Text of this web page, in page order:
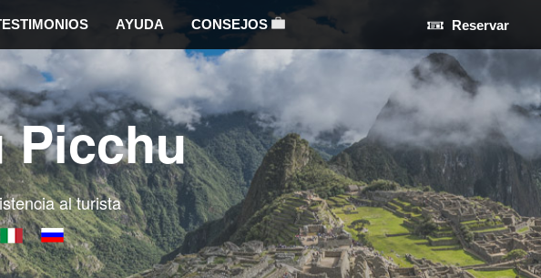
AYUDA CONSEJOS Reservar
Picchu
al turista